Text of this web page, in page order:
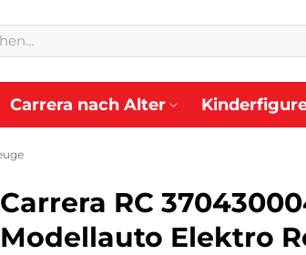
Carrera nach Alter
Carrera RC
Modellauto Elektro